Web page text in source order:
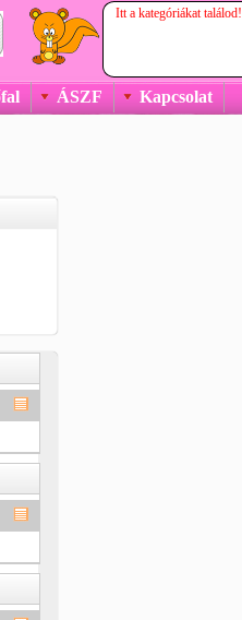
Itt a kategóriákat találod!
ÁSZF Kapcsolat